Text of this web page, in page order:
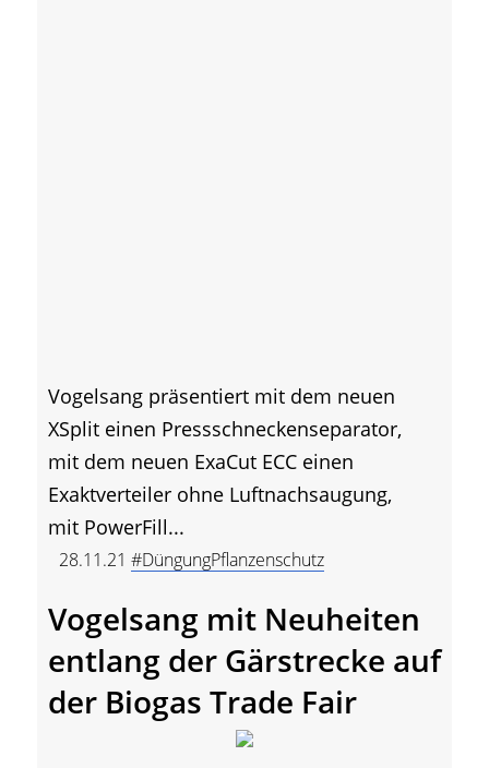
Vogelsang präsentiert mit dem neuen
XSplit einen Pressschneckenseparator,
mit dem neuen ExaCut ECC einen
Exaktverteiler ohne Luftnachsaugung,
mit PowerFill...
28.11.21 #DüngungPflanzenschutz
Vogelsang mit Neuheiten
entlang der Gärstrecke auf
der Biogas Trade Fair